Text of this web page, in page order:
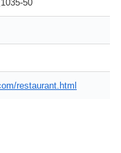
50
restaurant.html